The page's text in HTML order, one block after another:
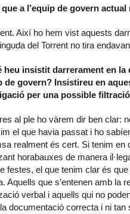
a l’equip de govern
Així ho hem vist aquests
del Torrent no tira
heu insistit darrerament en
de govern? Insistireu en
per una possible
al ple ho vàrem dir ben clar:
el que havia passat i ho
realment és cert. Si tenim en
horabauxes de manera
festes, el que tenim clar és
Aquells que s’entenen amb la
verbal i aquells qui no
documentació correcta i ni